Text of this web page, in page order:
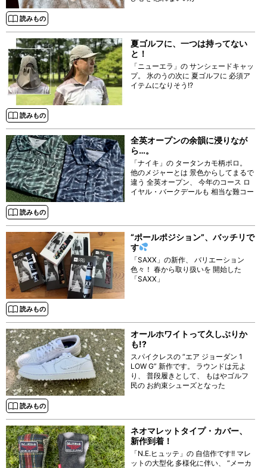
読みもの
読みもの
夏ゴルフに、一つは持ってない
と！
「ニューエラ」の サンシェードキャッ
プ。 氷のうの次に 夏ゴルフに 必須ア
イテムになりそう!?
読みもの
全英オープンの余韻に浸りなが
ら…。
「ナイキ」の タータンカモ柄ポロ。
他のメジャーとは 景色からしてまるで
違う 全英オープン、 今年のコース ロ
イヤル・バークデールも 相当な難コー
読みもの
“ポールポジション”、バッチリで
す
「SAXX」の新作、 バリエーション
色々！ 春から取り扱いを 開始した
「SAXX」
読みもの
オールホワイトって久しぶりか
も!?
スパイクレスの “エア ジョーダン 1
LOW G” 新作です。 ラウンドは元よ
り、 普段履きとして、 もはやゴルフ
民の お約束シューズとなった
ネオマレットタイプ・カバー、
新作到着！
「N.E.ヒュッテ」の 自信作です!! マレ
ットの大型化 多様化に伴い、 “メーカ